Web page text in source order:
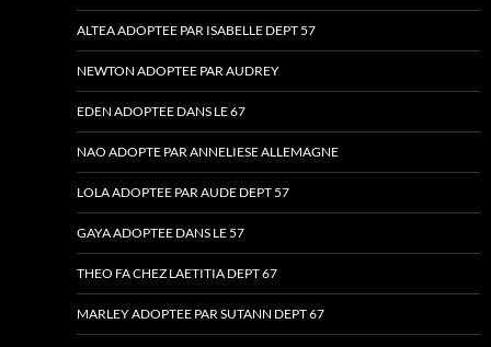
ALTEA ADOPTEE PAR ISABELLE DEPT 57
NEWTON ADOPTEE PAR AUDREY
EDEN ADOPTEE DANS LE 67
NAO ADOPTE PAR ANNELIESE ALLEMAGNE
LOLA ADOPTEE PAR AUDE DEPT 57
GAYA ADOPTEE DANS LE 57
THEO FA CHEZ LAETITIA DEPT 67
MARLEY ADOPTEE PAR SUTANN DEPT 67